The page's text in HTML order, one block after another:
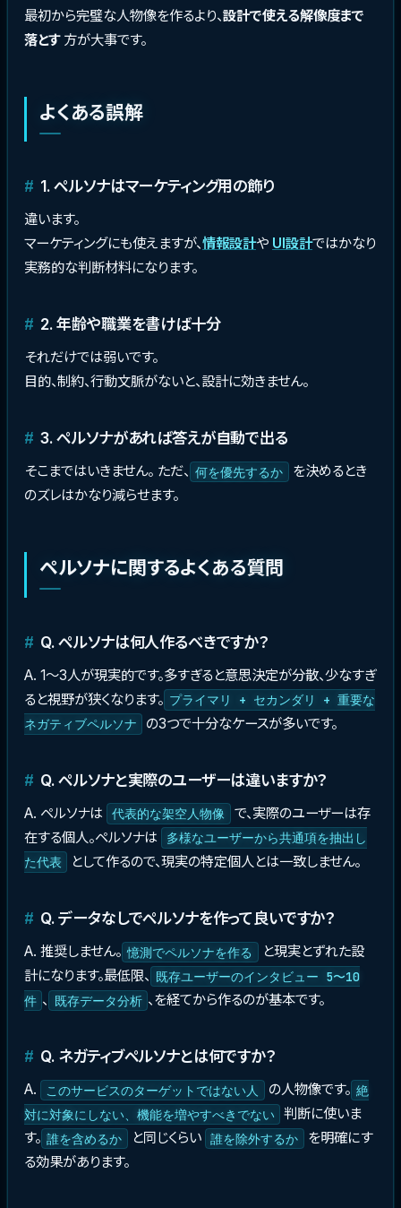
最初から完璧な人物像を作るより、設計で使える解像度まで
落とす方が大事です。
よくある誤解
1. ペルソナはマーケティング用の飾り
違います。
マーケティングにも使えますが、情報設計や UI設計ではかなり
実務的な判断材料になります。
2. 年齢や職業を書けば十分
それだけでは弱いです。
目的、制約、行動文脈がないと、設計に効きません。
3. ペルソナがあれば答えが自動で出る
そこまではいきません。 ただ、 何を優先するか
を決めるとき
のズレはかなり減らせます。
ペルソナに関するよくある質問
Q. ペルソナは何人作るべきですか？
A. 1〜3人が現実的です。多すぎると意思決定が分散、少なすぎ
ると視野が狭くなります。 プライマリ + セカンダリ + 重要な
ネガティブペルソナ
の3つで十分なケースが多いです。
Q. ペルソナと実際のユーザーは違いますか？
A. ペルソナは 代表的な架空人物像
で、実際のユーザーは存
在する個人。ペルソナは
多様なユーザーから共通項を抽出し
た代表
として作るので、現実の特定個人とは一致しません。
Q. データなしでペルソナを作って良いですか？
A. 推奨しません。 憶測でペルソナを作る
と現実とずれた設
計になります。最低限、 既存ユーザーのインタビュー 5〜10
件 、 既存データ分析 、を経てから作るのが基本です。
Q. ネガティブペルソナとは何ですか？
A. このサービスのターゲットではない人 の人物像です。 絶
対に対象にしない、機能を増やすべきでない 判断に使いま
す。 誰を含めるか と同じくらい 誰を除外するか
を明確にす
る効果があります。